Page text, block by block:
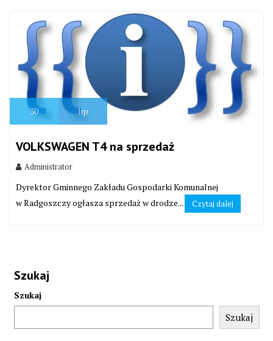
30 lip
VOLKSWAGEN T4 na sprzedaż
Administrator
Dyrektor Gminnego Zakładu Gospodarki Komunalnej
w Radgoszczy ogłasza sprzedaż w drodze...
Czytaj dalej
Szukaj
Szukaj
Szukaj